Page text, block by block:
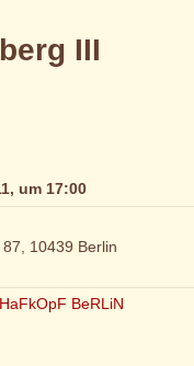
III
um 17:00
10439 Berlin
BeRLiN